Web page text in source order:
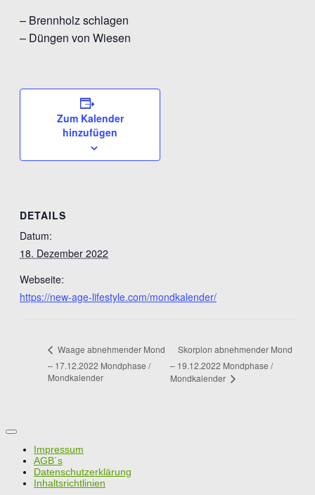
– Brennholz schlagen
– Düngen von Wiesen
Zum Kalender
hinzufügen
DETAILS
Datum:
18. Dezember 2022
Webseite:
https://new-age-lifestyle.com/mondkalender/
Waage abnehmender Mond
– 17.12.2022 Mondphase /
Mondkalender
Skorpion abnehmender Mond
– 19.12.2022 Mondphase /
Mondkalender
Impressum
AGB´s
Datenschutzerklärung
Inhaltsrichtlinien